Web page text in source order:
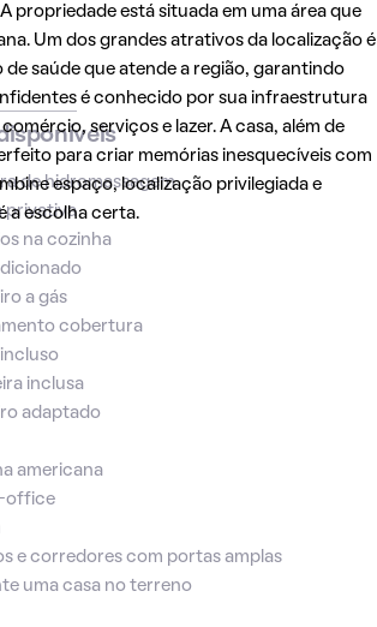
propriedade está situada em uma área que
Um dos grandes atrativos da localização é
saúde que atende a região, garantindo
é conhecido por sua infraestrutura
serviços e lazer. A casa, além de
para criar memórias inesquecíveis com
espaço, localização privilegiada e
a escolha certa.
de hidromassagem
privativa
na cozinha
a gás
cobertura
inclusa
adaptado
americana
office
e corredores com portas amplas
uma casa no terreno